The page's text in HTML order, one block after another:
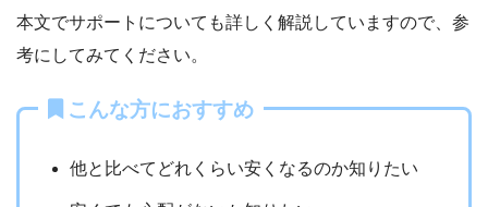
本文でサポートについても詳しく解説していますので、参
考にしてみてください。
こんな方におすすめ
他と比べてどれくらい安くなるのか知りたい